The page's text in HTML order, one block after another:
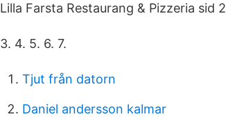
Lilla Farsta Restaurang & Pizzeria sid 2
3. 4. 5. 6. 7.
Tjut från datorn
Daniel andersson kalmar